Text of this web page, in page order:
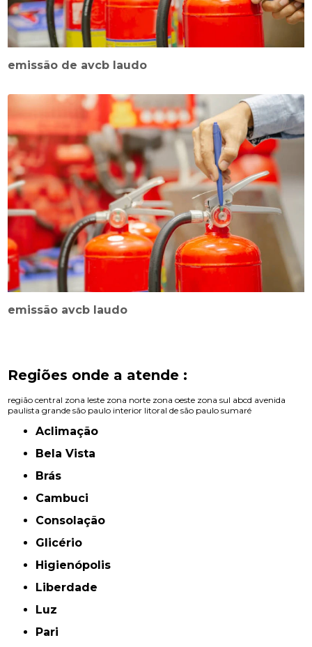
emissão de avcb laudo
emissão avcb laudo
Regiões onde a atende :
região central zona leste zona norte zona oeste zona sul abcd avenida
paulista grande são paulo interior litoral de são paulo sumaré
Aclimação
Bela Vista
Brás
Cambuci
Consolação
Glicério
Higienópolis
Liberdade
Luz
Pari